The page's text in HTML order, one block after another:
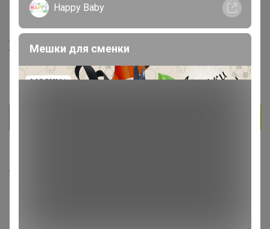
На сайте 44 минуты назад
День рождения 12 июля
Томск
В клубе с 5 мая 2020 г.
Happy Baby
Мешки для сменки